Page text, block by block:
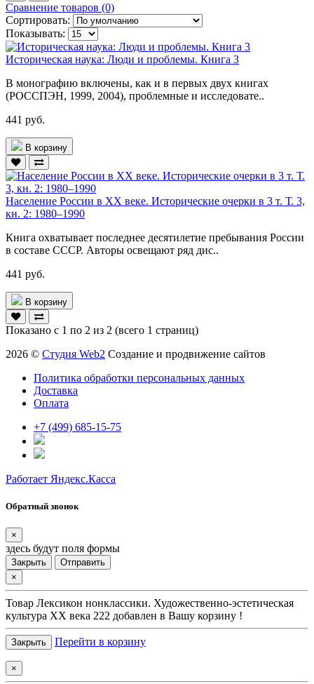
Сравнение товаров (0)
Сортировать:
Показывать:
Историческая наука: Люди и проблемы. Книга 3
В монографию включены, как и в первых двух книгах
(РОССПЭН, 1999, 2004), проблемные и исследовате..
441 руб.
В корзину
Население России в ХХ веке. Исторические очерки в 3 т. Т. 3,
кн. 2: 1980–1990
Книга охватывает последнее десятилетие пребывания России
в составе СССР. Авторы освещают ряд дис..
441 руб.
В корзину
Показано с 1 по 2 из 2 (всего 1 страниц)
2026 © Студия Web2 Создание и продвижение сайтов
Политика обработки персональных данных
Доставка
Оплата
+7 (499) 685-15-75
Работает Яндекс.Касса
Обратный звонок
×
здесь будут поля формы
Закрыть
Отправить
×
Товар Лексикон нонклассики. Художественно-эстетическая
культура XX века 222 добавлен в Вашу корзину !
Закрыть Перейти в корзину
×